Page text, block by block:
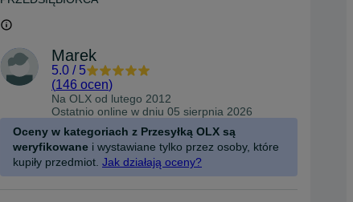
Marek
5.0 / 5
(146 ocen)
Na OLX od lutego 2012
Ostatnio online w dniu 05 sierpnia 2026
Oceny w kategoriach z Przesyłką OLX są
weryfikowane i wystawiane tylko przez osoby, które
kupiły przedmiot. Jak działają oceny?